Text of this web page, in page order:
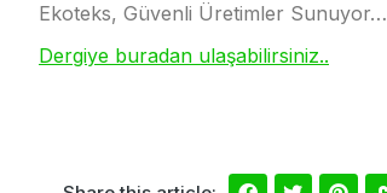
Ekoteks, Güvenli Üretimler Sunuyor…
Dergiye buradan ulaşabilirsiniz..